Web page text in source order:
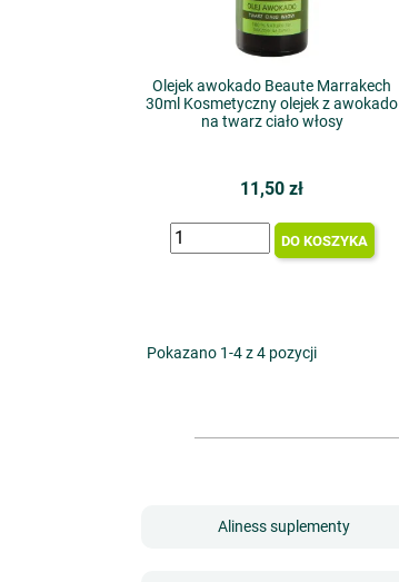
Olejek awokado Beaute Marrakech
30ml Kosmetyczny olejek z awokado
na twarz ciało włosy
11,50 zł
DO KOSZYKA
Pokazano 1-4 z 4 pozycji
Aliness suplementy